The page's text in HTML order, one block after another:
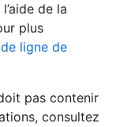
de la
plus
ligne de
pas contenir
consultez